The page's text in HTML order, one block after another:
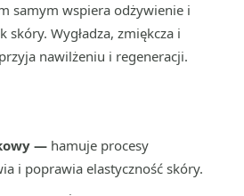
samym wspiera odżywienie i
Wygładza, zmiękcza i
nawilżeniu i regeneracji.
— hamuje procesy
i poprawia elastyczność skóry.